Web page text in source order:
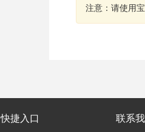
注意：请使用
快捷入口 联系